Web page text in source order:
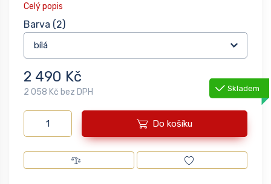
Celý popis
Barva (2)
2 490 Kč
2 058 Kč bez DPH Skladem
Do košíku